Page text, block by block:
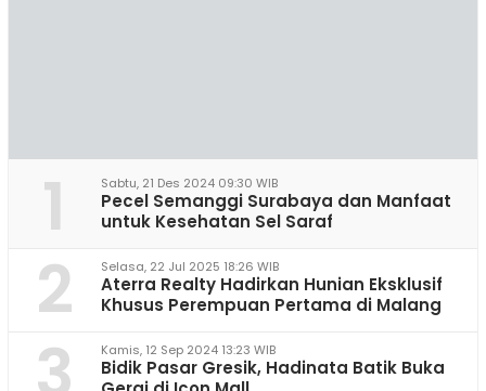
1 Sabtu, 21 Des 2024 09:30 WIB
Pecel Semanggi Surabaya dan Manfaat
untuk Kesehatan Sel Saraf
2 Selasa, 22 Jul 2025 18:26 WIB
Aterra Realty Hadirkan Hunian Eksklusif
Khusus Perempuan Pertama di Malang
Kamis, 12 Sep 2024 13:23 WIB
Bidik Pasar Gresik, Hadinata Batik Buka